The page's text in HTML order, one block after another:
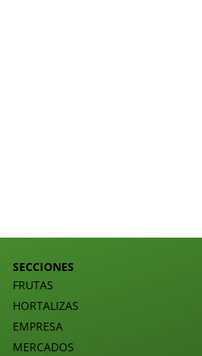
SECCIONES
FRUTAS
HORTALIZAS
EMPRESA
MERCADOS